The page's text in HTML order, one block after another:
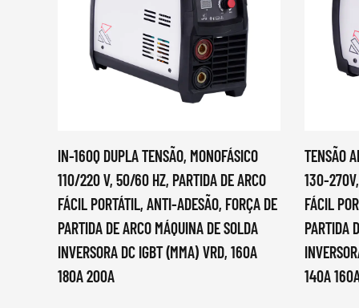
IN-160Q DUPLA TENSÃO, MONOFÁSICO
110/220 V, 50/60 HZ, PARTIDA DE ARCO
FÁCIL PORTÁTIL, ANTI-ADESÃO, FORÇA DE
PARTIDA DE ARCO MÁQUINA DE SOLDA
INVERSORA DC IGBT (MMA) VRD, 160A
180A 200A
TENSÃO
130-
FÁCIL
PARTIDA
140A